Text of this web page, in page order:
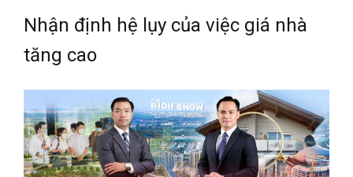
Nhận định hệ lụy của việc giá nhà
tăng cao